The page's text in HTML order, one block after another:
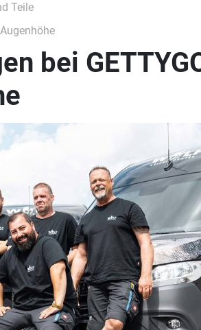
Teile
bei